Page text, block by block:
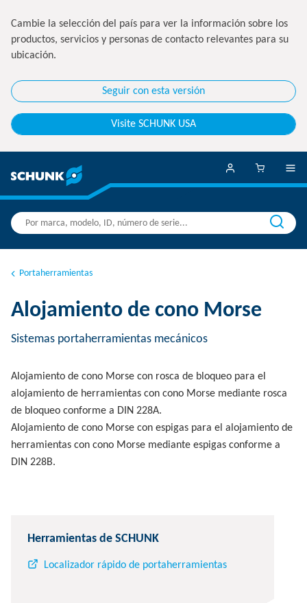
Cambie la selección del país para ver la información sobre los
productos, servicios y personas de contacto relevantes para su
ubicación.
Seguir con esta versión
Visite SCHUNK USA
Portaherramientas
Alojamiento de cono Morse
Sistemas portaherramientas mecánicos
Alojamiento de cono Morse con rosca de bloqueo para el
alojamiento de herramientas con cono Morse mediante rosca
de bloqueo conforme a DIN 228A.
Alojamiento de cono Morse con espigas para el alojamiento de
herramientas con cono Morse mediante espigas conforme a
DIN 228B.
Herramientas de SCHUNK
Localizador rápido de portaherramientas